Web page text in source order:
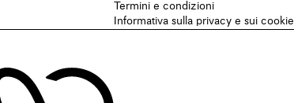
Termini e condizioni
Informativa sulla privacy e sui cookie